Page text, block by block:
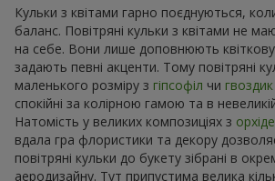
Кульки з квітами гарно поєднуються,
баланс. Повітряні кульки з квітами не
на себе. Вони лише доповнюють
задають певні акценти. Тому повітряні
маленького розміру з гіпсофіл чи гвоздик
спокійні за колірною гамою та в невеликій
Натомість у великих композиціях з
вдала гра флористики та декору
повітряні кульки до букету зібрані в
аеродизайну. Тут припустима велика